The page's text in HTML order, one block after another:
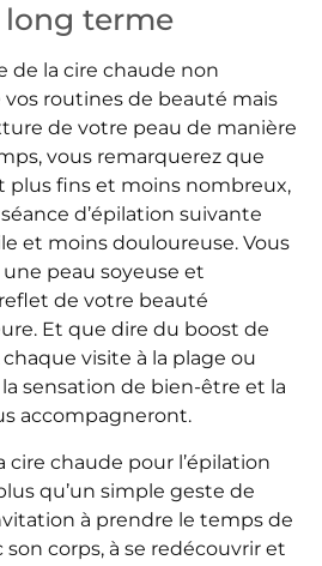
long terme
de la cire chaude non
routines de beauté mais
de votre peau de manière
vous remarquerez que
plus fins et moins nombreux,
d’épilation suivante
et moins douloureuse. Vous
peau soyeuse et
de votre beauté
Et que dire du boost de
visite à la plage ou
sensation de bien-être et la
accompagneront.
cire chaude pour l’épilation
qu’un simple geste de
à prendre le temps de
corps, à se redécouvrir et